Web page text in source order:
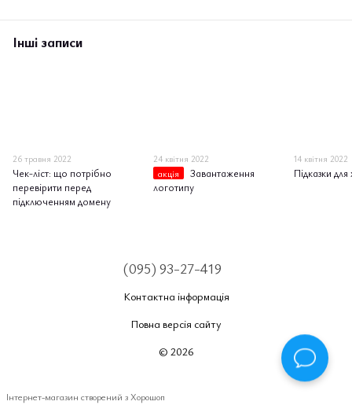
Інші записи
26 травня 2022
Чек-ліст: що потрібно
перевірити перед
підключенням домену
24 квітня 2022
акція
Завантаження
логотипу
14 квітня 2022
Підказки
(095) 93-27-419
Контактна інформація
Повна версія сайту
© 2026
Інтернет-магазин створений з Хорошоп